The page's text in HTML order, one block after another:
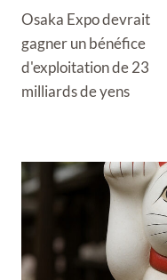
de
Osaka Expo devrait
gagner un bénéfice
d'exploitation de 23
milliards de yens